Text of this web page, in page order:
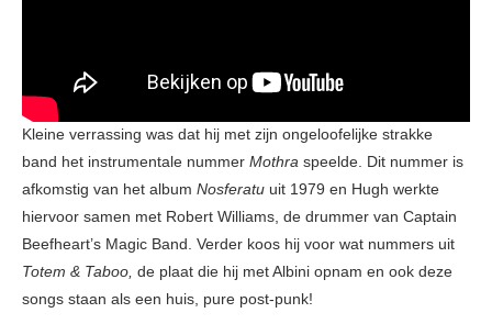
Kleine verrassing was dat hij met zijn ongeloofelijke strakke
band het instrumentale nummer Mothra speelde. Dit nummer is
afkomstig van het album Nosferatu uit 1979 en Hugh werkte
hiervoor samen met Robert Williams, de drummer van Captain
Beefheart’s Magic Band. Verder koos hij voor wat nummers uit
Totem & Taboo, de plaat die hij met Albini opnam en ook deze
songs staan als een huis, pure post-punk!